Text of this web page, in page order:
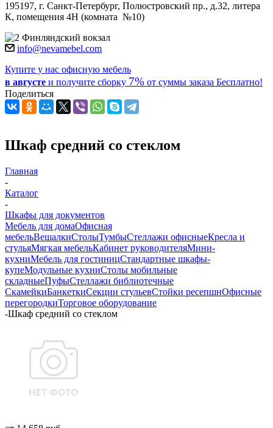
195197, г. Санкт-Петербург, Полюстровский пр., д.32, литера
К, помещения 4Н (комната №10)
Финляндский вокзал
info@nevamebel.com
Купите у нас офисную мебель
в августе и получите сборку 7% от суммы заказа Бесплатно!
Поделиться
Шкаф средний со стеклом
Главная
-
Каталог
-
Шкафы для документов
Мебель для домаОфисная
мебельВешалкиСтолыТумбыСтеллажи офисныеКресла и
стульяМягкая мебельКабинет руководителяМини-
кухниМебель для гостиницСтандартные шкафы-
купеМодульные кухниСтолы мобильные
складныеПуфыСтеллажи библиотечные
СкамейкиБанкеткиСекции стульевСтойки ресепшнОфисные
перегородкиТорговое оборудование
-Шкаф средний со стеклом